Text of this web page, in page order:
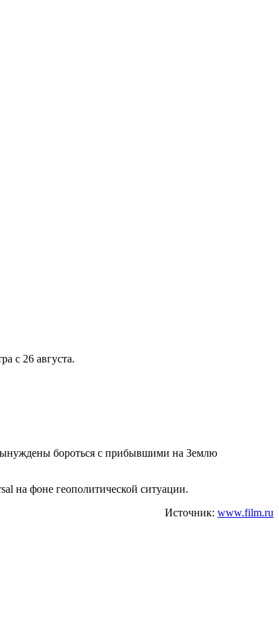
с 26 августа.
бороться с прибывшими на Землю
на фоне геополитической ситуации.
Источник: www.film.ru